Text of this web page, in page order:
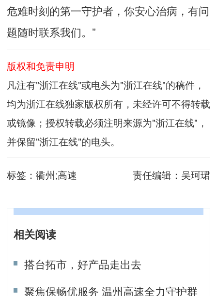
危难时刻的第一守护者，你安心治病，有问
题随时联系我们。”
版权和免责申明
凡注有"浙江在线"或电头为"浙江在线"的稿件，
均为浙江在线独家版权所有，未经许可不得转载
或镜像；授权转载必须注明来源为"浙江在线"，
并保留"浙江在线"的电头。
标签： 衢州;高速 责任编辑： 吴珂珺
相关阅读
搭台拓市，好产品走出去
聚焦保畅优服务 温州高速全力守护群